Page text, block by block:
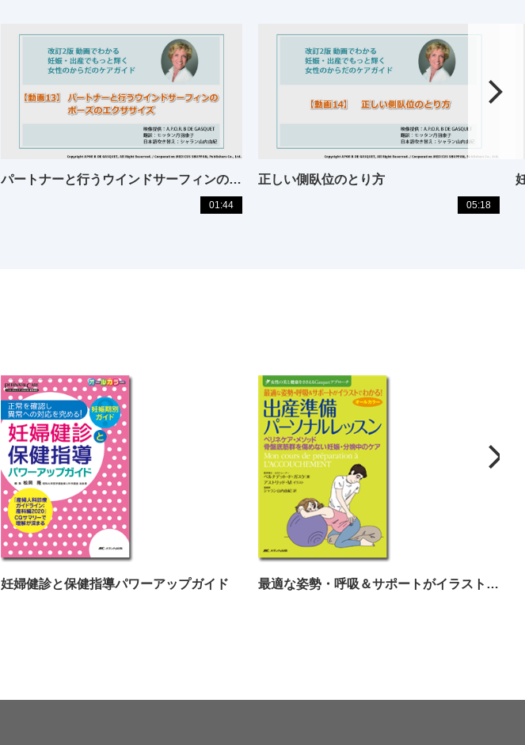
パートナーと行うウインドサーフィンのポーズのエクササイズ
01:44
正しい側臥位のとり方
05:18
妊婦健診と保健指導パワーアップガイド 最適な姿勢・呼吸＆サポートがイラストでわかる！出産準備パーソナルレッスン